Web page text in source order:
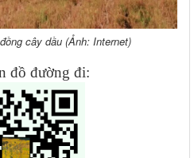
cây dầu (Ảnh: Internet)
đồ đường đi: